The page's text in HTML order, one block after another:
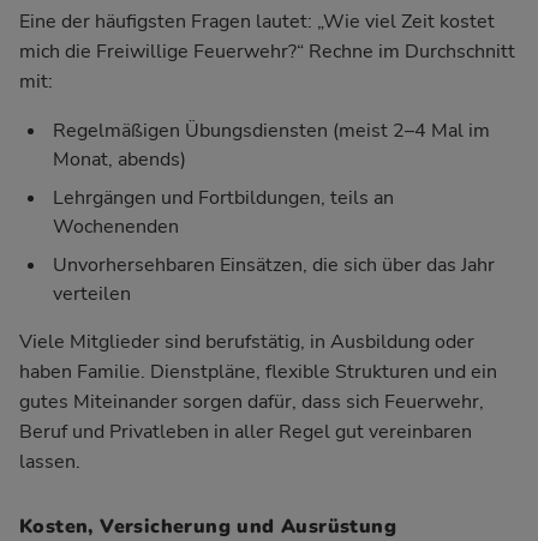
Eine der häufigsten Fragen lautet: „Wie viel Zeit kostet
mich die Freiwillige Feuerwehr?“ Rechne im Durchschnitt
mit:
Regelmäßigen Übungsdiensten (meist 2–4 Mal im
Monat, abends)
Lehrgängen und Fortbildungen, teils an
Wochenenden
Unvorhersehbaren Einsätzen, die sich über das Jahr
verteilen
Viele Mitglieder sind berufstätig, in Ausbildung oder
haben Familie. Dienstpläne, flexible Strukturen und ein
gutes Miteinander sorgen dafür, dass sich Feuerwehr,
Beruf und Privatleben in aller Regel gut vereinbaren
lassen.
Kosten, Versicherung und Ausrüstung